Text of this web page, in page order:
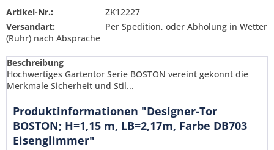
Artikel-Nr.:
ZK12227
Versandart:
Per Spedition, oder Abholung in Wetter
(Ruhr) nach Absprache
Beschreibung
Hochwertiges Gartentor Serie BOSTON vereint gekonnt die
Merkmale Sicherheit und Stil...
Produktinformationen "Designer-Tor
BOSTON; H=1,15 m, LB=2,17m, Farbe DB703
Eisenglimmer"